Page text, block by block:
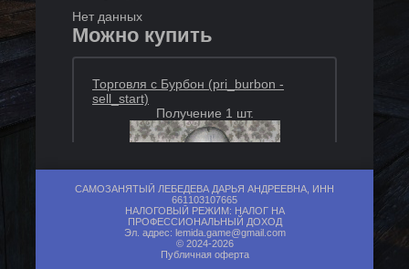
Нет данных
Можно купить
Торговля с Бурбон (pri_burbon -
sell_start)
Получение 1 шт.
САМОЗАНЯТЫЙ ЛЕБЕДЕВА ДАРЬЯ АНДРЕЕВНА, ИНН
661103107665
НАЛОГОВЫЙ РЕЖИМ: НАЛОГ НА
ПРОФЕССИОНАЛЬНЫЙ ДОХОД
Эл. адрес: lemida.game@gmail.com
© 2024-2026
Публичная оферта